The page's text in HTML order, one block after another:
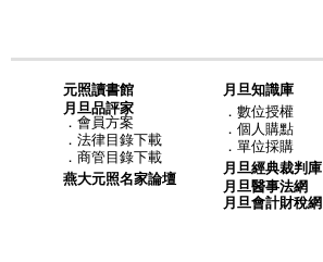
元照讀書館
月旦品評家
． 會員方案
． 法律目錄下載
． 商管目錄下載
燕大元照名家論壇
月旦知識庫
． 數位授權
． 個人購點
． 單位採購
月旦經典裁判庫
月旦醫事法網
月旦會計財稅網